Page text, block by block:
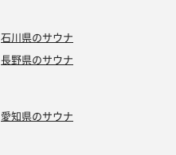
石川県のサウナ
長野県のサウナ
愛知県のサウナ